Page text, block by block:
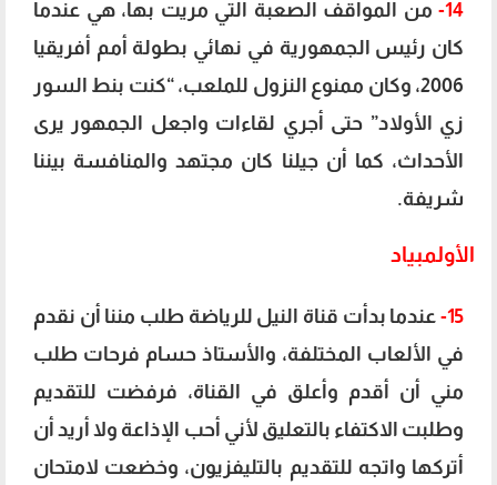
14- من المواقف الصعبة التي مريت بها، هي عندما
كان رئيس الجمهورية في نهائي بطولة أمم أفريقيا
2006، وكان ممنوع النزول للملعب، “كنت بنط السور
زي الأولاد” حتى أجري لقاءات واجعل الجمهور يرى
الأحداث، كما أن جيلنا كان مجتهد والمنافسة بيننا
شريفة.
الأولمبياد
15- عندما بدأت قناة النيل للرياضة طلب مننا أن نقدم
في الألعاب المختلفة، والأستاذ حسام فرحات طلب
مني أن أقدم وأعلق في القناة، فرفضت للتقديم
وطلبت الاكتفاء بالتعليق لأني أحب الإذاعة ولا أريد أن
أتركها واتجه للتقديم بالتليفزيون، وخضعت لامتحان